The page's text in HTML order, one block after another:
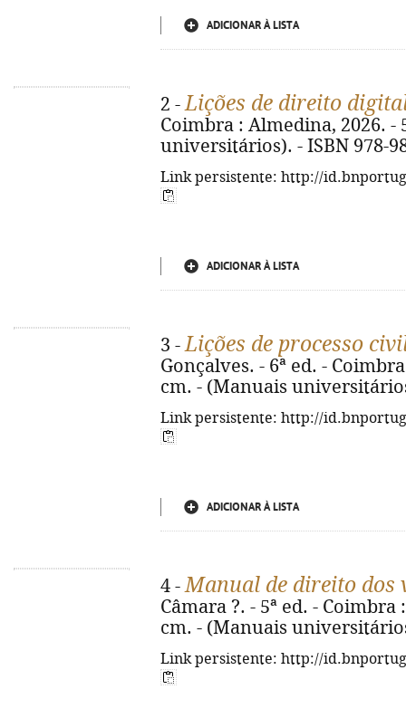
ADICIONAR À LISTA
2 -Lições de direito
Coimbra : Almedina, 2026. -
universitários). - ISBN 978-
Link persistente: http://
ADICIONAR À LISTA
3 -Lições de processo
Gonçalves. - 6ª ed. -
cm. - (Manuais
Link persistente: http://
ADICIONAR À LISTA
4 -Manual de direito
Câmara ?. - 5ª ed. -
cm. - (Manuais
Link persistente: http://